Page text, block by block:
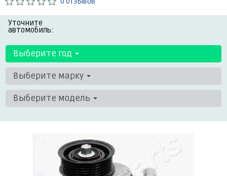
Уточните
автомобиль:
Выберите год
Выберите марку
Выберите модель